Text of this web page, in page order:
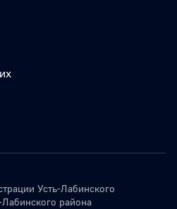
Усть-Лабинского
Лабинского района